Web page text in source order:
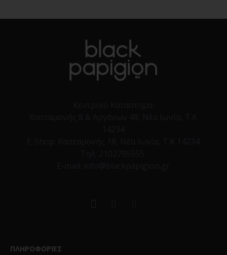
ΠΛΗΡΟΦΟΡΙΕΣ